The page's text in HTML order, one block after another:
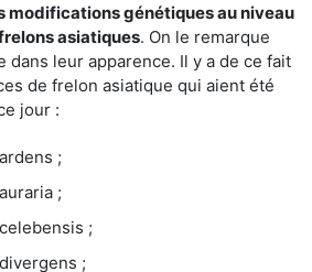
modifications génétiques au niveau
asiatiques. On le remarque
dans leur apparence. Il y a de ce fait
de frelon asiatique qui aient été
jour :
;
;
;
;